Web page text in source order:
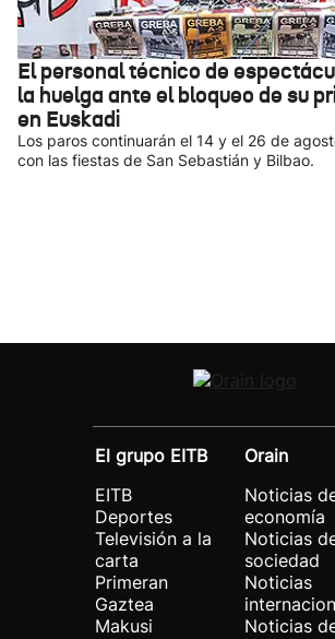
El personal técnico de
la huelga ante el bloqueo de su
en Euskadi
Los paros continuarán el 14 y el 26 de
con las fiestas de San Sebastián y Bilbao.
El grupo EITB
EITB
Deportes
Televisión a la
carta
Primeran
Gaztea
Makusi
Orain
Noticias
economía
Noticias
sociedad
Noticias
Noticias